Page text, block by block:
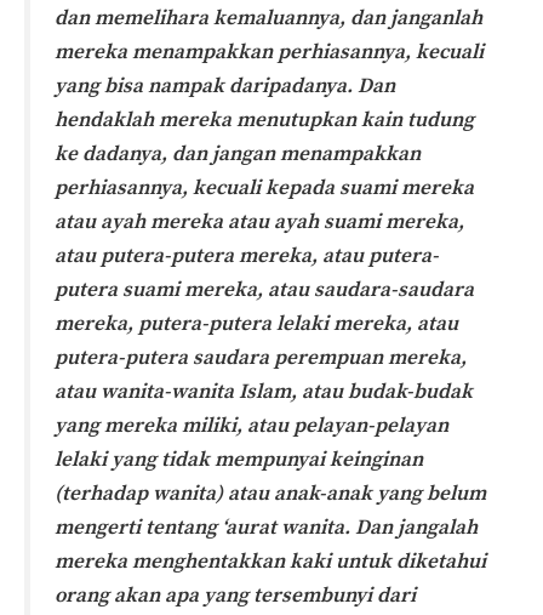
dan memelihara kemaluannya, dan janganlah
mereka menampakkan perhiasannya, kecuali
yang bisa nampak daripadanya. Dan
hendaklah mereka menutupkan kain tudung
ke dadanya, dan jangan menampakkan
perhiasannya, kecuali kepada suami mereka
atau ayah mereka atau ayah suami mereka,
atau putera-putera mereka, atau putera-
putera suami mereka, atau saudara-saudara
mereka, putera-putera lelaki mereka, atau
putera-putera saudara perempuan mereka,
atau wanita-wanita Islam, atau budak-budak
yang mereka miliki, atau pelayan-pelayan
lelaki yang tidak mempunyai keinginan
(terhadap wanita) atau anak-anak yang belum
mengerti tentang ‘aurat wanita. Dan jangalah
mereka menghentakkan kaki untuk diketahui
orang akan apa yang tersembunyi dari